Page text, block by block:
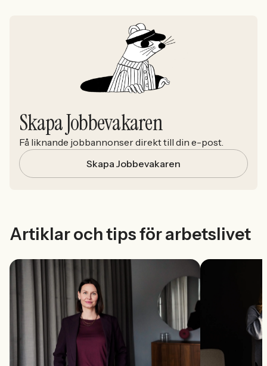
Skapa Jobbevakaren
Få liknande jobbannonser direkt till din e-post.
Skapa Jobbevakaren
Artiklar och tips för arbetslivet